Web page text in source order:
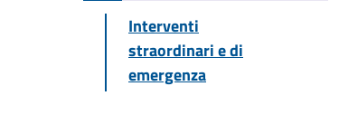
Interventi
straordinari e di
emergenza